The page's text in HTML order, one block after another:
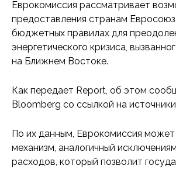
Еврокомиссия рассматривает
предоставления странам
бюджетных правилах для
энергетического кризиса,
на Ближнем Востоке.
Как передает Report, об этом
Bloomberg со ссылкой на
По их данным, Еврокомиссия может
механизм, аналогичный
расходов, который позволит